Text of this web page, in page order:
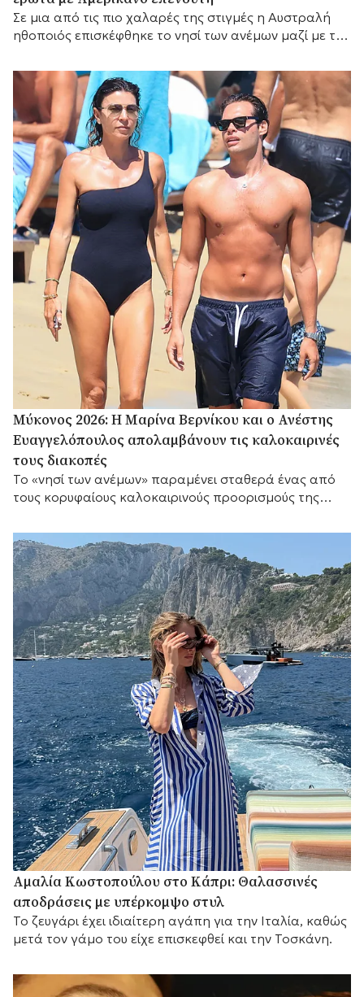
Σε μια από τις πιο χαλαρές της στιγμές η Αυστραλή
ηθοποιός επισκέφθηκε το νησί των ανέμων μαζί με τη
καλλιτέχνη Μάρκο Περέγκο.
Μύκονος 2026: Η Μαρίνα Βερνίκου και ο Ανέστης
Ευαγγελόπουλος απολαμβάνουν τις καλοκαιρινές
τους διακοπές
Το «νησί των ανέμων» παραμένει σταθερά ένας από
τους κορυφαίους καλοκαιρινούς προορισμούς της
Αμαλία Κωστοπούλου στο Κάπρι: Θαλασσινές
αποδράσεις με υπέρκομψο στυλ
Το ζευγάρι έχει ιδιαίτερη αγάπη για την Ιταλία, καθώς
μετά τον γάμο του είχε επισκεφθεί και την Τοσκάνη.